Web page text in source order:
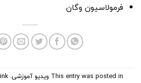
فرمولاسیون وگان
This entry was posted in ویدیو آموزشی. Bookmark the